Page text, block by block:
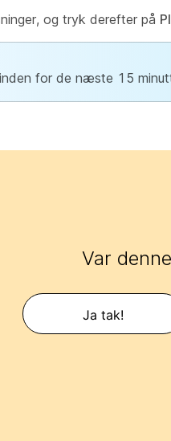
og tryk derefter på
for de næste 15
Var
Ja tak!